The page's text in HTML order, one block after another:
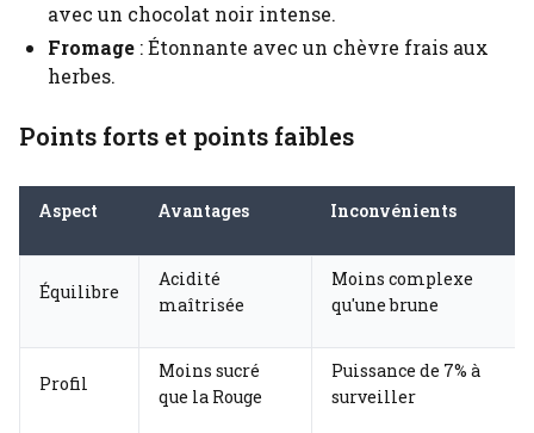
avec un chocolat noir intense.
Fromage : Étonnante avec un chèvre frais aux
herbes.
Points forts et points faibles
Aspect Avantages Inconvénients
Équilibre
Acidité
maîtrisée
Moins complexe
qu'une brune
Profil
Moins sucré
que la Rouge
Puissance de 7% à
surveiller